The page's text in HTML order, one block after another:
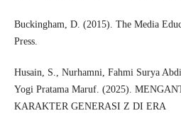
Buckingham, D. (2015). The Media
Press.
Husain, S., Nurhamni, Fahmi Surya
Yogi Pratama Maruf. (2025).
KARAKTER GENERASI Z DI ERA